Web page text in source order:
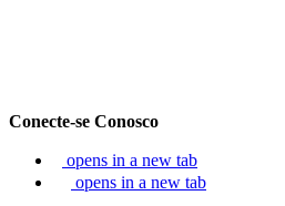
Conecte-se Conosco
opens in a new tab
opens in a new tab